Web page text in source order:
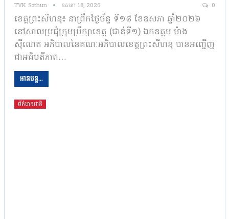
TVK Sothun ឧសភា 18, 2026 0
ខេត្តព្រះសីហនុ៖ នាព្រឹកថ្ងៃច័ន្ទ ទី១៨ ខែឧសភា ឆ្នាំ២០២៦
នៅសាលប្រជុំក្រុមប្រឹក្សាខេត្ត (ជាន់ទី១) ឯកឧត្តម ម៉ាង
ស៊ីណេត អភិបាលនៃគណៈអភិបាលខេត្តព្រះសីហនុ បានអញ្ជើញ
ជាអធិបតីភាព…
អានបន្ត...
ព័ត៌មានជាតិ